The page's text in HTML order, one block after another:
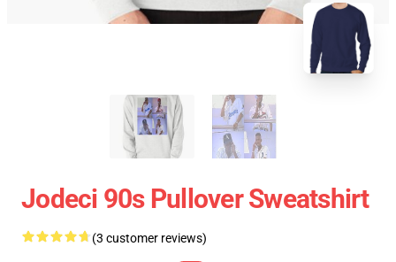
Jodeci 90s Pullover Sweatshirt
(3 customer reviews)